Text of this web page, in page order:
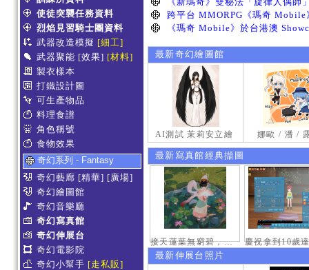
使徒突襲任務資料
烈焰見習騎士團資料
武器改造模擬 [細工]
武器聚能 [效果] [材料]
製衣樣本
打鐵設計圖
可生產物品
料理食譜
角色稱號
食物效果
奇幻系列 - Fantasy
奇幻藝廊 [精華] [廣場]
奇幻繪圖館
奇幻音樂廳
奇幻寫真館
奇幻伸展台
奇幻電影院
奇幻小幫手 [走私販]
最新奇幻繪圖館
AI測試 茉莉安立繪 娜歐 / 潘 /
最新寫真館經典擷圖
接天蓮葉無窮碧，映日荷花別樣紅。
最新伸展台照片